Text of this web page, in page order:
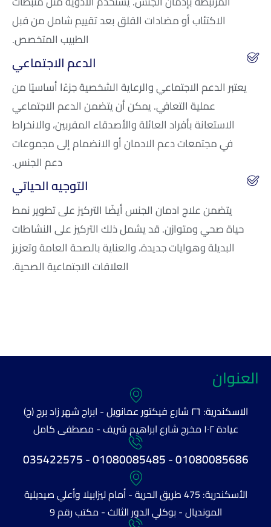
الاكتئاب أو مضادات القلق بعد تقييم شامل من قبل
الطبيب المتخصص.
الدعم الاجتماعي
يعتبر الدعم الاجتماعي والرعاية الشخصية جزءًا أساسيًا من
عملية التعافي. يمكن أن يتضمن الدعم الاجتماعي
الاستعانة بأفراد العائلة والأصدقاء المقربين، والانخراط
في مجتمعات دعم الادمان أو الانضمام إلى مجموعات
دعم الجنس.
التوجيه الحياتي
يتضمن علاج ادمان الجنس أيضًا التركيز على تطوير نمط
حياة صحي ومتوازن. قد يشمل ذلك التركيز على النشاطات
البديلة وهوايات جديدة، والعناية بالصحة العامة وتعزيز
العلاقات الاجتماعية الصحية.
العنوان
الاسكندرية: ٢٦ شارع فيكتور عمانويل - ابراج شهر زاد برج (ج)
عيادة ١٠٢ مخرج شارع ابراهيم شريف - مصطفى كامل
01080085686 - 01080085485 - 035422575
الأسكندرية: 475 طريق الحرية - أمام ليزابيلا وأعلي صيديلية
المونديال - بوكلي الدور الثالث - مكتب رقم 9